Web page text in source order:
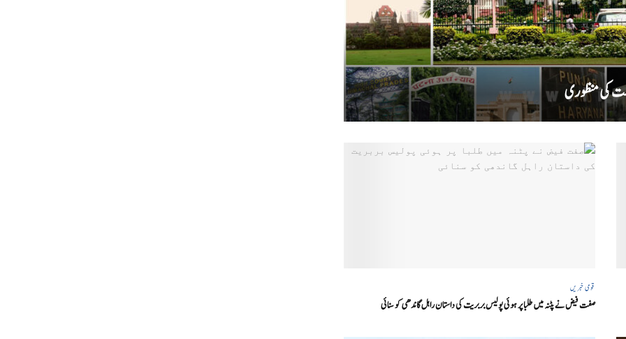
قومی خبریں
صفت فیض نے پٹنہ میں طلبا پر ہوئی پولیس بربریت کی داستان راہل گاندھی کو سنائی